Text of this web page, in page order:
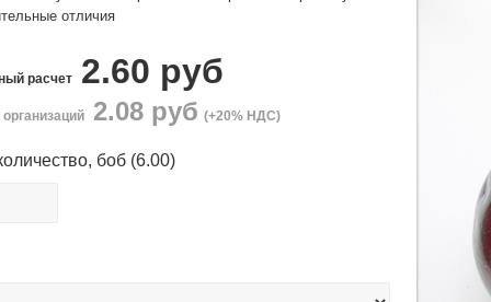
отличия
расчет 2.60 руб
2.08 руб (+20% НДС)
боб (6.00)